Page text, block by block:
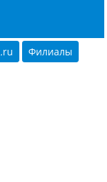
.ru Филиалы